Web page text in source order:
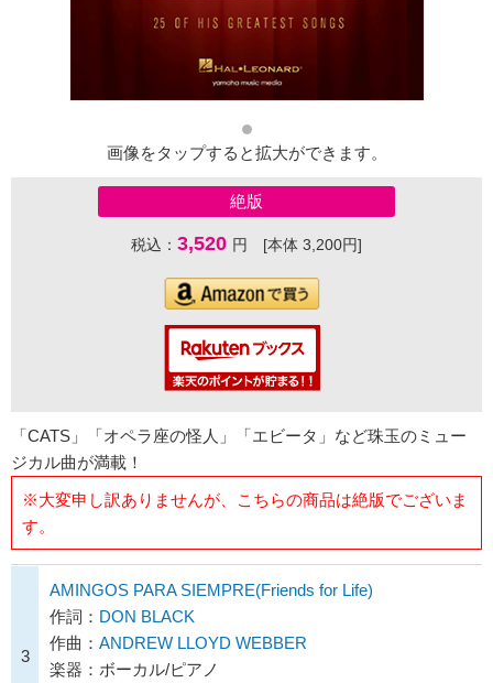
画像をタップすると拡大ができます。
絶版
税込： 3,520 円 [本体 3,200円]
「CATS」「オペラ座の怪人」「エビータ」など珠玉のミュー
ジカル曲が満載！
※大変申し訳ありませんが、こちらの商品は絶版でございま
す。
3
AMINGOS PARA SIEMPRE(Friends for Life)
作詞： DON BLACK
作曲： ANDREW LLOYD WEBBER
楽器：ボーカル/ピアノ